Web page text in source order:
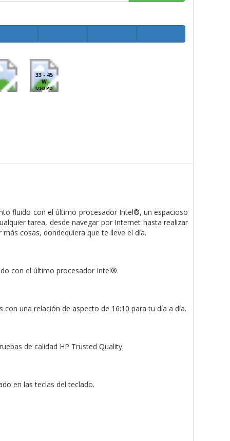
33 - 45
W
USB PD
fluido con el último procesador Intel®, un espacioso
tarea, desde navegar por Internet hasta realizar
cosas, dondequiera que te lleve el día.
con el último procesador Intel®.
una relación de aspecto de 16:10 para tu día a día.
de calidad HP Trusted Quality.
en las teclas del teclado.